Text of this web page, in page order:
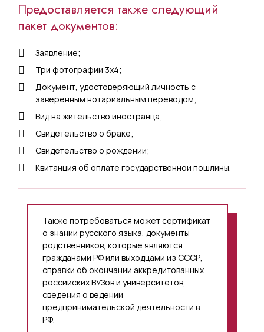
Предоставляется также следующий
пакет документов:
Заявление;
Три фотографии 3х4;
Документ, удостоверяющий личность с
заверенным нотариальным переводом;
Вид на жительство иностранца;
Свидетельство о браке;
Свидетельство о рождении;
Квитанция об оплате государственной пошлины.
Также потребоваться может сертификат
о знании русского языка, документы
родственников, которые являются
гражданами РФ или выходцами из СССР,
справки об окончании аккредитованных
российских ВУЗов и университетов,
сведения о ведении
предпринимательской деятельности в
РФ.